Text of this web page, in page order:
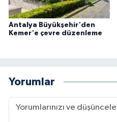
Antalya Büyükşehir'den
Kemer'e çevre düzenleme
Yorumlar